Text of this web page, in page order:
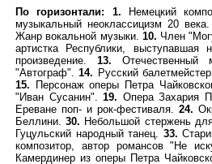
По горизонтали: 1. Немецкий
музыкальный неоклассицизм 20 века.
Жанр вокальной музыки. 10. Член
артистка Республики,
произведение.13. Отечественный
"Автограф".14. Русский
15. Персонаж оперы Петра
"Иван Сусанин".19. Опера Захария
Ереване поп- и рок-фестиваля.24.
Беллини.30. Небольшой стержень
Гуцульский народный танец. 33.
композитор, автор романсов "Не
Камердинер из оперы Петра